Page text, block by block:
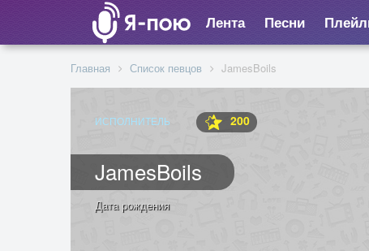
Лента Песни
Главная Список певцов JamesBoils
ИСПОЛНИТЕЛЬ 200
JamesBoils
Дата рождения